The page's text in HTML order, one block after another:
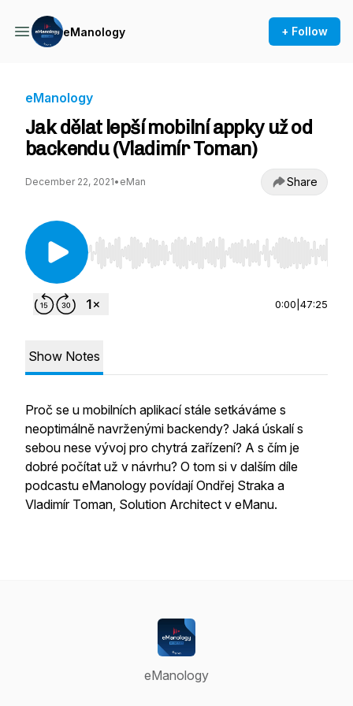
eManology + Follow
eManology
Jak dělat lepší mobilní appky už od
backendu (Vladimír Toman)
December 22, 2021• eMan Share
Use Left/Right to seek, Home/End to jump to
0:00 47:25
Show Notes
Proč se u mobilních aplikací stále setkáváme s
neoptimálně navrženými backendy? Jaká úskalí s
sebou nese vývoj pro chytrá zařízení? A s čím je
dobré počítat už v návrhu? O tom si v dalším díle
podcastu eManology povídají Ondřej Straka a
Vladimír Toman, Solution Architect v eManu.
eManology